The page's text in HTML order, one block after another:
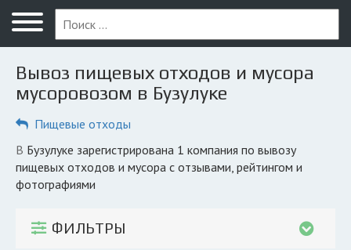
Меню
Главная
Вопрос юристу
Компании
КОМПАНИЯМ
Вывоз пищевых отходов и мусора
мусоровозом в Бузулуке
Пищевые отходы
в Бузулуке зарегистрирована 1 компания по вывозу
пищевых отходов и мусора с отзывами, рейтингом и
фотографиями
ФИЛЬТРЫ